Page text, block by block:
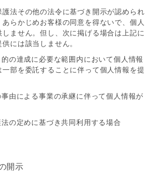
護法その他の法令に基づき開示が認められ
あらかじめお客様の同意を得ないで、個人
ません。但し、次に掲げる場合は上記に
には該当しません。
的の達成に必要な範囲内において個人情報
部を委託することに伴って個人情報を提
事由による事業の承継に伴って個人情報が
法の定めに基づき共同利用する場合
開示